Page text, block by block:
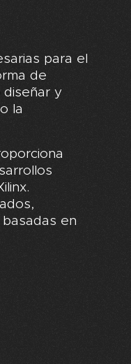
para el
de
diseñar y
la
en